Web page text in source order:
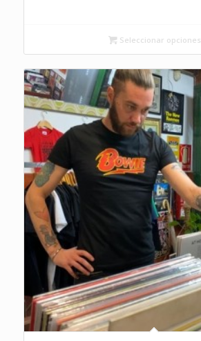
Seleccionar opciones